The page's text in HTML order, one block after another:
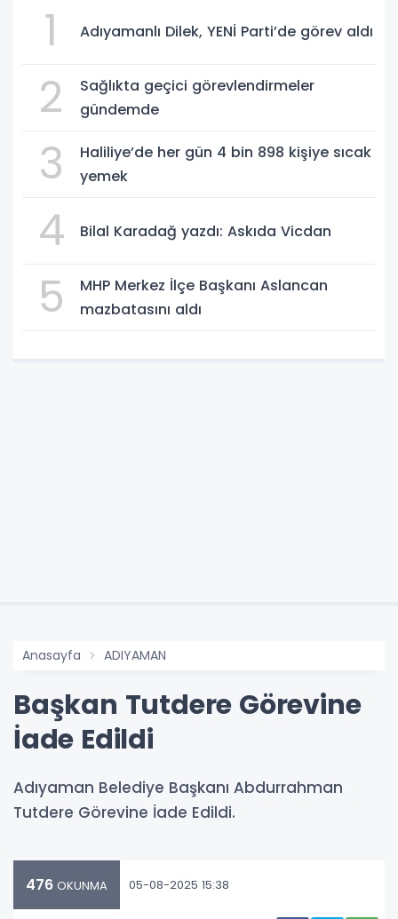
1 Adıyamanlı Dilek, YENİ Parti’de görev aldı
2
Sağlıkta geçici görevlendirmeler
gündemde
3
Haliliye’de her gün 4 bin 898 kişiye sıcak
yemek
4 Bilal Karadağ yazdı: Askıda Vicdan
5
MHP Merkez İlçe Başkanı Aslancan
mazbatasını aldı
Anasayfa ADIYAMAN
Başkan Tutdere Görevine
İade Edildi
Adıyaman Belediye Başkanı Abdurrahman
Tutdere Görevine İade Edildi.
476 OKUNMA 05-08-2025 15:38